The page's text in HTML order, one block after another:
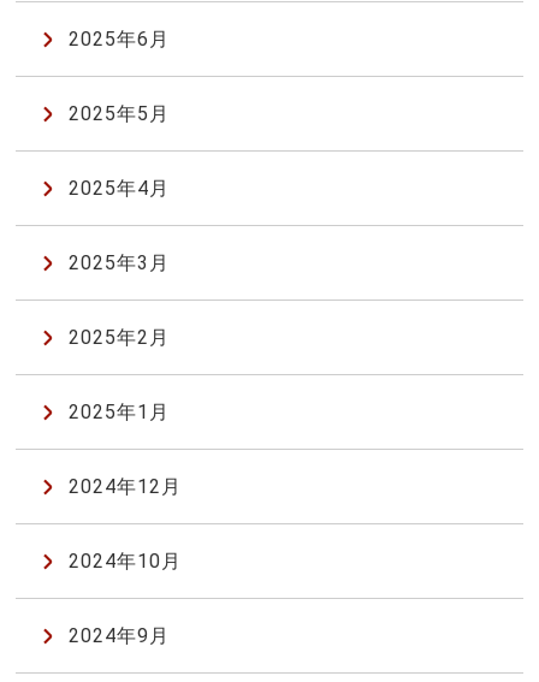
2025年6月
2025年5月
2025年4月
2025年3月
2025年2月
2025年1月
2024年12月
2024年10月
2024年9月